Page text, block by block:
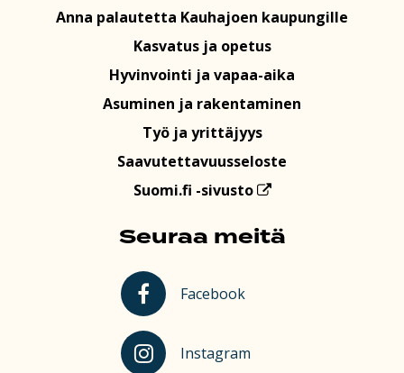
Anna palautetta Kauhajoen kaupungille
Kasvatus ja opetus
Hyvinvointi ja vapaa-aika
Asuminen ja rakentaminen
Työ ja yrittäjyys
Saavutettavuusseloste
Suomi.fi -sivusto
Seuraa meitä
Kauhajoki Facebookissa
Facebook
Kauhajoki Instagramissa
Instagram